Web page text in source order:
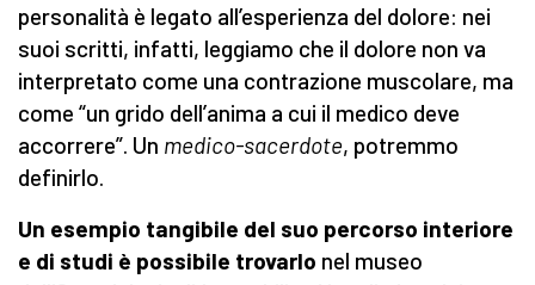
personalità è legato all’esperienza del dolore: nei
suoi scritti, infatti, leggiamo che il dolore non va
interpretato come una contrazione muscolare, ma
come “un grido dell’anima a cui il medico deve
accorrere”. Un medico-sacerdote, potremmo
definirlo.
Un esempio tangibile del suo percorso interiore
e di studi è possibile trovarlo nel museo